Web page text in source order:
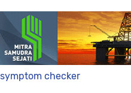
symptom checker